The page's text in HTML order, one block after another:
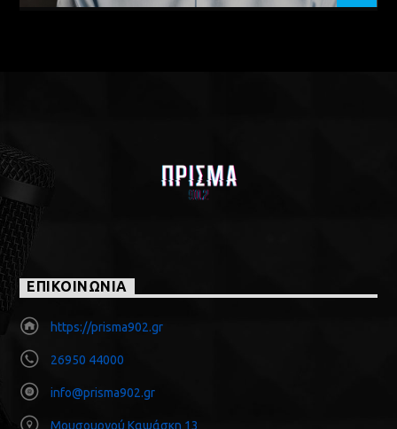
ΕΠΙΚΟΙΝΩΝΙΑ
https://prisma902.gr
26950 44000
info@prisma902.gr
Μουσουργού Καψάσκη 13